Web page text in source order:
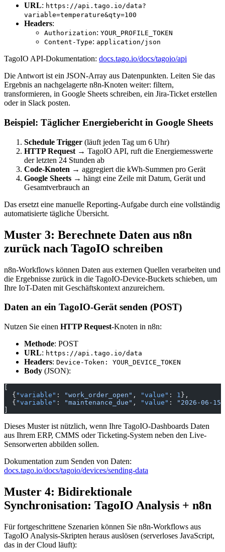
URL: https://api.tago.io/data?
variable=temperature&qty=100
Headers:
Authorization: YOUR_PROFILE_TOKEN
Content-Type: application/json
TagoIO API-Dokumentation: docs.tago.io/docs/tagoio/api
Die Antwort ist ein JSON-Array aus Datenpunkten. Leiten Sie das
Ergebnis an nachgelagerte n8n-Knoten weiter: filtern,
transformieren, in Google Sheets schreiben, ein Jira-Ticket erstellen
oder in Slack posten.
Beispiel: Täglicher Energiebericht in Google Sheets
Schedule Trigger (läuft jeden Tag um 6 Uhr)
HTTP Request → TagoIO API, ruft die Energiemesswerte
der letzten 24 Stunden ab
Code-Knoten → aggregiert die kWh-Summen pro Gerät
Google Sheets → hängt eine Zeile mit Datum, Gerät und
Gesamtverbrauch an
Das ersetzt eine manuelle Reporting-Aufgabe durch eine vollständig
automatisierte tägliche Übersicht.
Muster 3: Berechnete Daten aus n8n
zurück nach TagoIO schreiben
n8n-Workflows können Daten aus externen Quellen verarbeiten und
die Ergebnisse zurück in die TagoIO-Device-Buckets schieben, um
Ihre IoT-Daten mit Geschäftskontext anzureichern.
Daten an ein TagoIO-Gerät senden (POST)
Nutzen Sie einen HTTP Request-Knoten in n8n:
Methode: POST
URL: https://api.tago.io/data
Headers: Device-Token: YOUR_DEVICE_TOKEN
Body (JSON):
  {
"variable" : "work_order_open" , "value" : 1 },
  {
"variable" : "maintenance_due" , "value" :
"2026-06-15"
Dieses Muster ist nützlich, wenn Ihre TagoIO-Dashboards Daten
aus Ihrem ERP, CMMS oder Ticketing-System neben den Live-
Sensorwerten abbilden sollen.
Dokumentation zum Senden von Daten:
docs.tago.io/docs/tagoio/devices/sending-data
Muster 4: Bidirektionale
Synchronisation: TagoIO Analysis + n8n
Für fortgeschrittene Szenarien können Sie n8n-Workflows aus
TagoIO Analysis-Skripten heraus auslösen (serverloses JavaScript,
das in der Cloud läuft):